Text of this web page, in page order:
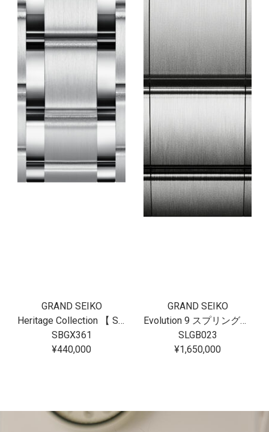
GRAND SEIKO
Heritage Collection 【 SBGX361 】
SBGX361
¥440,000
GRAND SEIKO
Evolution 9 スプリングドライブU.F.A. Ushio 300 Diver SLGB023
SLGB023
¥1,650,000